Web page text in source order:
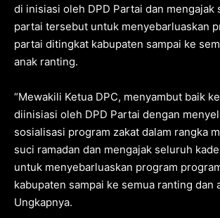
di inisiasi oleh DPD Partai dan mengajak
partai tersebut untuk menyebarluaskan
partai ditingkat kabupaten sampai ke
anak ranting.
“Mewakili Ketua DPC, menyambut baik
diinisiasi oleh DPD Partai dengan
sosialisasi program zakat dalam rangka
suci ramadan dan mengajak seluruh
untuk menyebarluaskan program
kabupaten sampai ke semua ranting dan
Ungkapnya.